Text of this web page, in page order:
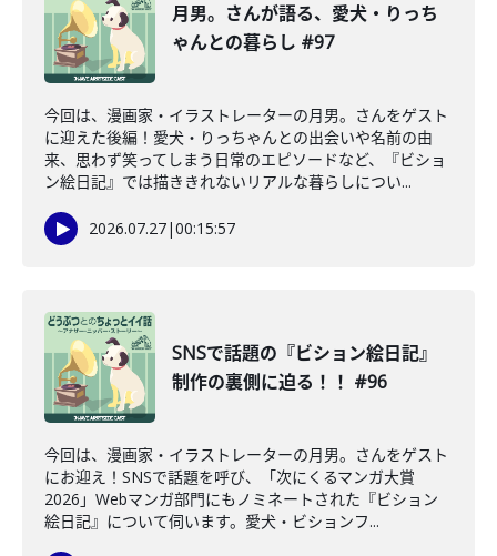
月男。さんが語る、愛犬・りっち
ゃんとの暮らし #97
今回は、漫画家・イラストレーターの月男。さんをゲスト
に迎えた後編！愛犬・りっちゃんとの出会いや名前の由
来、思わず笑ってしまう日常のエピソードなど、『ビショ
ン絵日記』では描ききれないリアルな暮らしについ...
2026.07.27|00:15:57
SNSで話題の『ビション絵日記』
制作の裏側に迫る！！ #96
今回は、漫画家・イラストレーターの月男。さんをゲスト
にお迎え！SNSで話題を呼び、「次にくるマンガ大賞
2026」Webマンガ部門にもノミネートされた『ビション
絵日記』について伺います。愛犬・ビションフ...